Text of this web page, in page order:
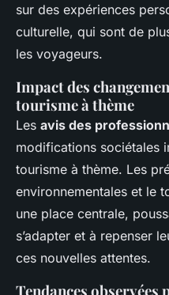
sur des expériences
culturelle, qui sont de
les voyageurs.
Impact des
tourisme à thème
Les avis des
modifications sociétales
tourisme à thème. Les
environnementales et le
une place centrale,
s’adapter et à repenser
ces nouvelles attentes.
Tendances observées